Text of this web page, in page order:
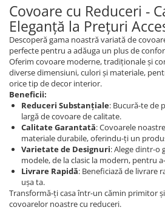
Covoare cu Reduceri -
Eleganță la Prețuri
Descoperă gama noastră variată de
perfecte pentru a adăuga un plus de
Oferim covoare moderne, tradiționale și
diverse dimensiuni, culori și materiale,
orice tip de decor interior.
Beneficii:
Reduceri Substanțiale: Bucură-te de
largă de covoare de calitate.
Calitate Garantată: Covoarele
materiale durabile, oferindu-ți un
Varietate de Designuri: Alege dintr-o
modele, de la clasic la modern, pentru
Livrare Rapidă: Beneficiază de livrare
ușa ta.
Transformă-ți casa într-un cămin primitor
covoarelor noastre cu reduceri.